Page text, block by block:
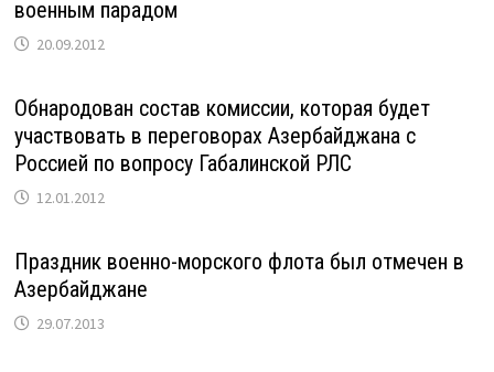
военным парадом
20.09.2012
Обнародован состав комиссии, которая будет
участвовать в переговорах Азербайджана с
Россией по вопросу Габалинской РЛС
12.01.2012
Праздник военно-морского флота был отмечен в
Азербайджане
29.07.2013